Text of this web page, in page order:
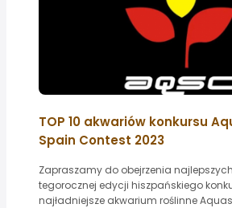
TOP 10 akwariów konkursu
Spain Contest 2023
Zapraszamy do obejrzenia
tegorocznej edycji hiszpańskiego
najładniejsze akwarium roślinne